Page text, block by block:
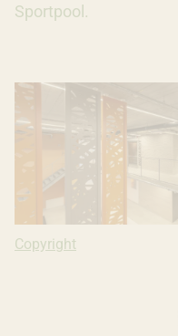
Sportpool.
Copyright: Ivana Bilz, 2019
Copyright